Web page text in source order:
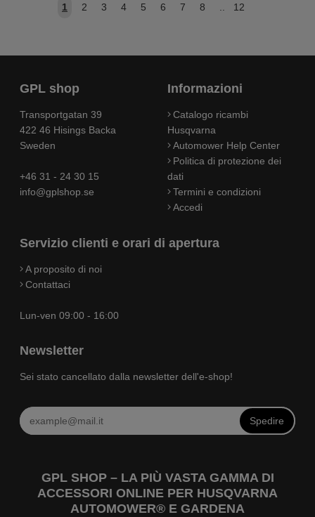
1 2 3 4 5 6 7 8 12
GPL shop
Transportgatan 39
422 46 Hisings Backa
Sweden
+46 31 - 24 30 15
info@gplshop.se
Informazioni
Catalogo ricambi
Husqvarna
Automower Help Center
Politica di protezione dei
dati
Termini e condizioni
Accedi
Servizio clienti e orari di apertura
A proposito di noi
Contattaci
Lun-ven 09:00 - 16:00
Newsletter
Sei stato cancellato dalla newsletter dell'e-shop!
Spedire
GPL SHOP – LA PIÙ VASTA GAMMA DI
ACCESSORI ONLINE PER HUSQVARNA
AUTOMOWER® E GARDENA